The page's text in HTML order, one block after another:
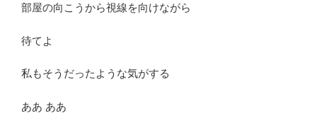
部屋の向こうから視線を向けながら
待てよ
私もそうだったような気がする
ああ ああ